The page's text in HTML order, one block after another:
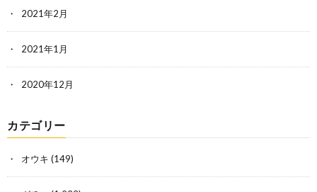
2021年2月
2021年1月
2020年12月
カテゴリー
オウキ (149)